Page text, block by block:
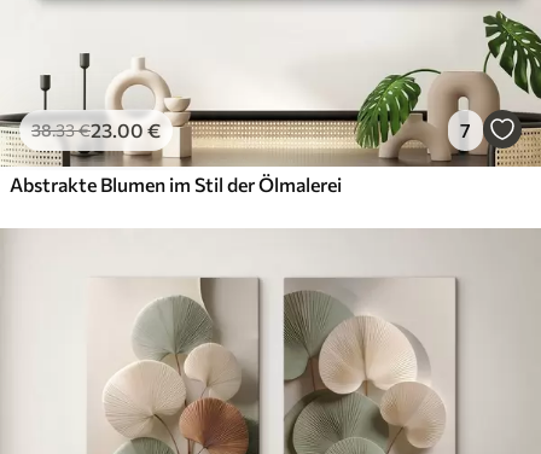
38.33€23.00 € 7
Abstrakte Blumen im Stil der Ölmalerei